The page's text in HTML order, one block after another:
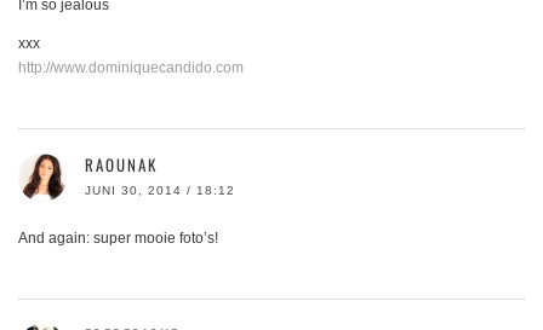
I’m so jealous
xxx
http://www.dominiquecandido.com
RAOUNAK
JUNI 30, 2014 / 18:12
And again: super mooie foto’s!